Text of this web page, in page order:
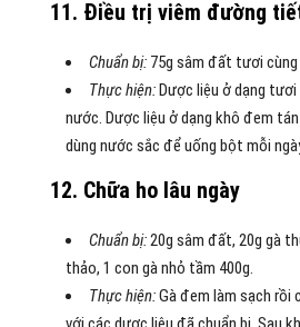
11. Điều trị viêm đường
Chuẩn bị: 75g sâm đất tươi
Thực hiện:Dược liệu ở dạng
nước. Dược liệu ở dạng khô đem
dùng nước sắc để uống bột mỗi
12. Chữa ho lâu ngày
Chuẩnbị:20g sâm đất, 20g gà
thảo, 1 con gà nhỏ tầm 400g.
Thực hiện:Gà đem làm sạch rồi